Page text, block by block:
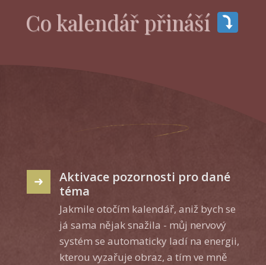
Co kalendář přináší
Aktivace pozornosti pro dané
téma
Jakmile otočím kalendář, aniž bych se
já sama nějak snažila - můj nervový
systém se automaticky ladí na energii,
kterou vyzařuje obraz, a tím ve mně